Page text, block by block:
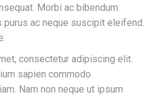
Morbi ac bibendum
purus ac neque suscipit eleifend.
consectetur adipiscing elit.
sapien commodo
Nam non neque ut ipsum